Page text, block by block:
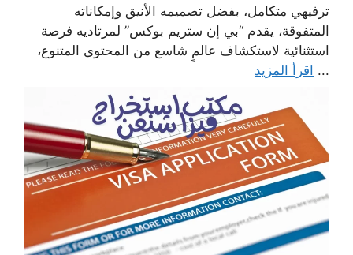
ترفيهي متكامل، بفضل تصميمه الأنيق وإمكاناته
المتفوقة، يقدم “بي إن ستريم بوكس” لمرتاديه فرصة
استثنائية لاستكشاف عالمٍ شاسع من المحتوى المتنوع،
... اقرأ المزيد